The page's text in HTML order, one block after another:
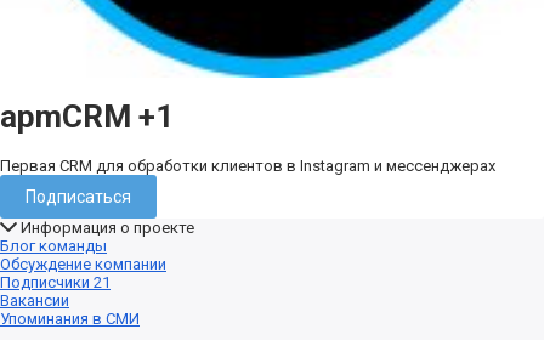
apmCRM +1
Первая CRM для обработки клиентов в Instagram и мессенджерах
Подписаться
Информация о проекте
Блог команды
Обсуждение компании
Подписчики 21
Вакансии
Упоминания в СМИ